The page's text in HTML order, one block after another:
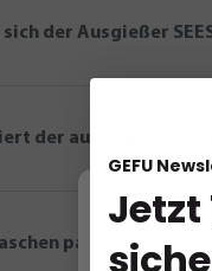
der Ausgießer
der automatische
passt der
GEFU
Jetzt